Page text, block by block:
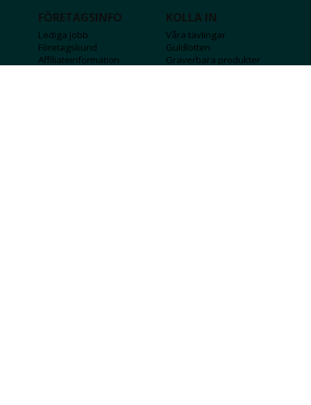
FÖRETAGSINFO
Lediga jobb
Företagskund
Affiliateinformation
KOLLA IN
Våra tävlingar
Guldlotten
Graverbara produkter